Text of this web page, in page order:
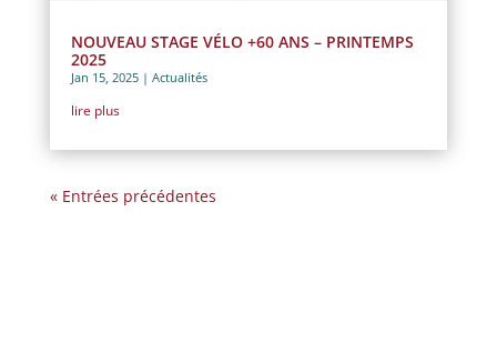
NOUVEAU STAGE VÉLO +60 ANS – PRINTEMPS
2025
Jan 15, 2025| Actualités
lire plus
« Entrées précédentes